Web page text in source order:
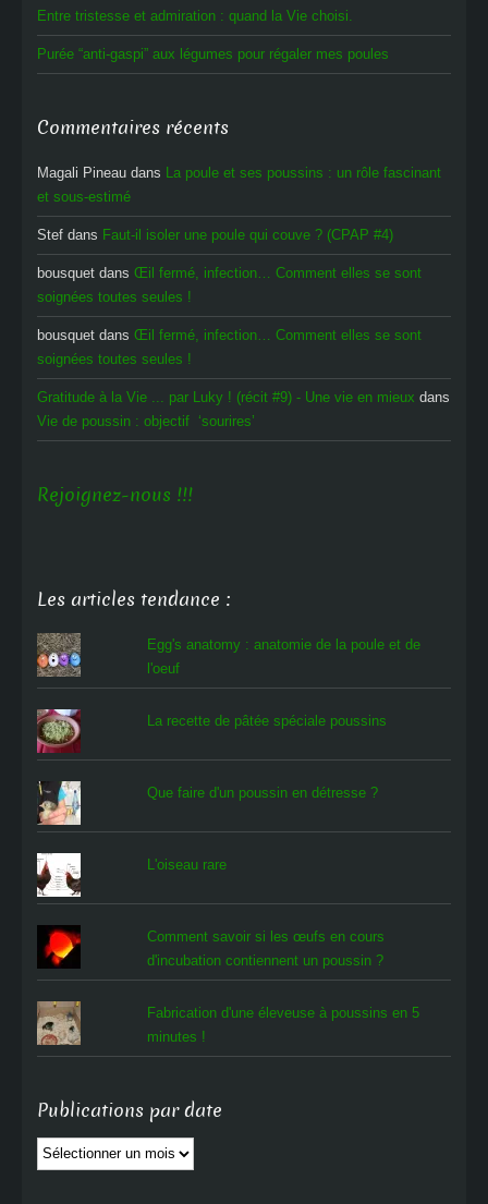
Entre tristesse et admiration : quand la Vie choisi.
Purée “anti-gaspi” aux légumes pour régaler mes poules
Commentaires récents
Magali Pineau dans
La poule et ses poussins : un rôle fascinant
et sous-estimé
Stef dans Faut-il isoler une poule qui couve ? (CPAP #4)
bousquet dans Œil fermé, infection… Comment elles se sont
soignées toutes seules !
bousquet dans Œil fermé, infection… Comment elles se sont
soignées toutes seules !
Gratitude à la Vie ... par Luky ! (récit #9) - Une vie en mieux dans
Vie de poussin : objectif ‘sourires’
Rejoignez-nous !!!
Les articles tendance :
Egg's anatomy : anatomie de la poule et de
l'oeuf
La recette de pâtée spéciale poussins
Que faire d'un poussin en détresse ?
L'oiseau rare
Comment savoir si les œufs en cours
d'incubation contiennent un poussin ?
Fabrication d'une éleveuse à poussins en 5
minutes !
Publications par date
Publications
par